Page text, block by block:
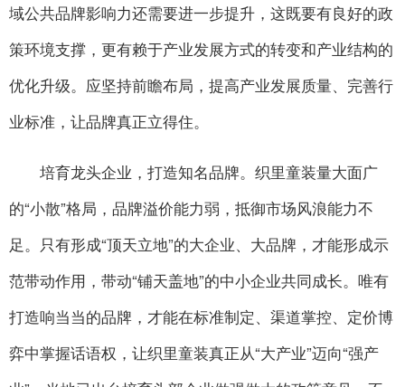
域公共品牌影响力还需要进一步提升，这既要有良好的政
策环境支撑，更有赖于产业发展方式的转变和产业结构的
优化升级。应坚持前瞻布局，提高产业发展质量、完善行
业标准，让品牌真正立得住。
培育龙头企业，打造知名品牌。织里童装量大面广
的“小散”格局，品牌溢价能力弱，抵御市场风浪能力不
足。只有形成“顶天立地”的大企业、大品牌，才能形成示
范带动作用，带动“铺天盖地”的中小企业共同成长。唯有
打造响当当的品牌，才能在标准制定、渠道掌控、定价博
弈中掌握话语权，让织里童装真正从“大产业”迈向“强产